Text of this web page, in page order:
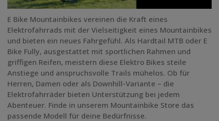
Federweg
Grundfarbe
Preis
Radgröße
E Bike Mountainbikes vereinen die Kraft eines
Elektrofahrrads mit der Vielseitigkeit eines Mountainbikes
und bieten ein neues Fahrgefühl. Als Hardtail MTB oder E
Bike Fully, ausgestattet mit sportlichen Rahmen und
griffigen Reifen, meistern diese Elektro Bikes steile
Anstiege und anspruchsvolle Trails mühelos. Ob für
Herren, Damen oder als Downhill-Variante – die
Elektrofahrräder bieten Unterstützung bei jedem
Abenteuer. Finde in unserem Mountainbike Store das
passende Modell für deine Bedürfnisse.